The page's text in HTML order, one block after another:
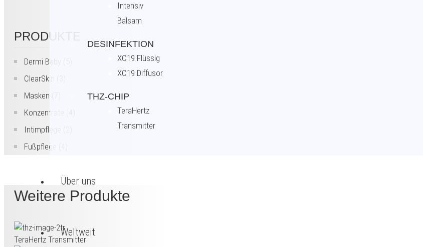
Intensiv
Balsam
DESINFEKTION
XC19 Flüssig
XC19 Diffusor
THZ-CHIP
TeraHertz
Transmitter
Über uns
Weltweit
PRODUKTE
Dermi Baby
ClearSkin
Masken
Konzentrate
Intimpflege
Fußpflege
Weitere Produkte
TeraHertz Transmitter